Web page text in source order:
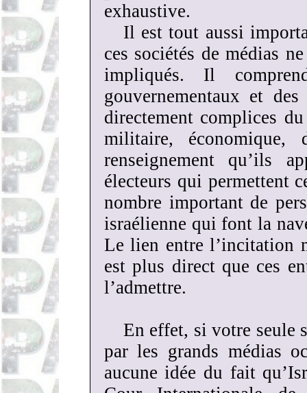
exhaustive.
Il est tout aussi
ces sociétés de médias
impliqués. Il
gouvernementaux et
directement complices
militaire,
renseignement qu’ils
électeurs qui permettent
nombre important de
israélienne qui font la
Le lien entre l’incitation
est plus direct que ces
l’admettre.
En effet, si votre seule
par les grands médias
aucune idée du fait